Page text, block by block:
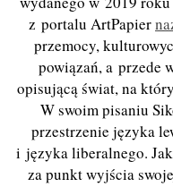
z portalu ArtPapier
przemocy,
powiązań, a przede
opisującą świat, na
W swoim pisaniu
przestrzenie języka
i języka liberalnego.
za punkt wyjścia